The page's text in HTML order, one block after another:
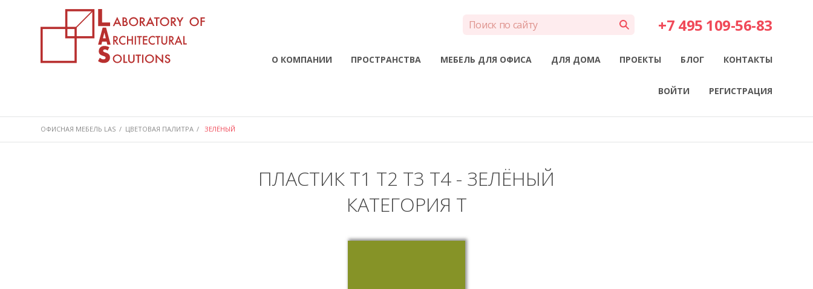
+7 495 109-56-83
О КОМПАНИИ ПРОСТРАНСТВА МЕБЕЛЬ ДЛЯ ОФИСА ДЛЯ ДОМА ПРОЕКТЫ БЛОГ КОНТАКТЫ
ВОЙТИ РЕГИСТРАЦИЯ
ОФИСНАЯ МЕБЕЛЬ LAS / ЦВЕТОВАЯ ПАЛИТРА / ЗЕЛЁНЫЙ
ПЛАСТИК T1 T2 T3 T4 - ЗЕЛЁНЫЙ
КАТЕГОРИЯ T